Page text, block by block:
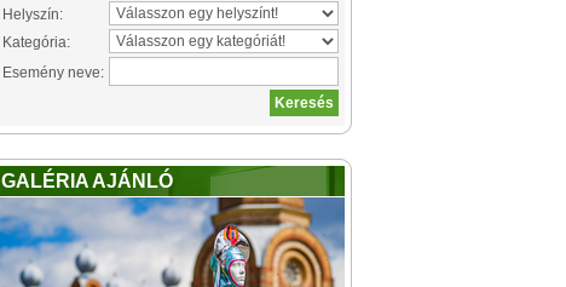
Helyszín:
Kategória:
Esemény neve:
GALÉRIA AJÁNLÓ